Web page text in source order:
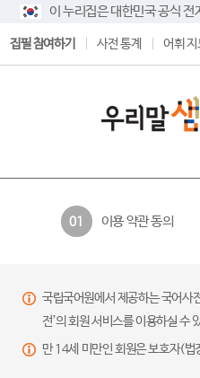
이 누리집은 대한민국 공식 전
집필 참여하기 사전 통계 어휘 지
01 이용 약관 동의
국립국어원에서 제공하는 국어사
전’의 회원 서비스를 이용하실 수
만 14세 미만인 회원은 보호자(법